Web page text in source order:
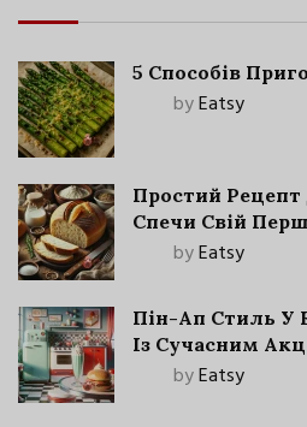
5 Способів
byEatsy
Простий
Спечи Свій
byEatsy
Пін-Ап Стиль У
Із Сучасним
byEatsy